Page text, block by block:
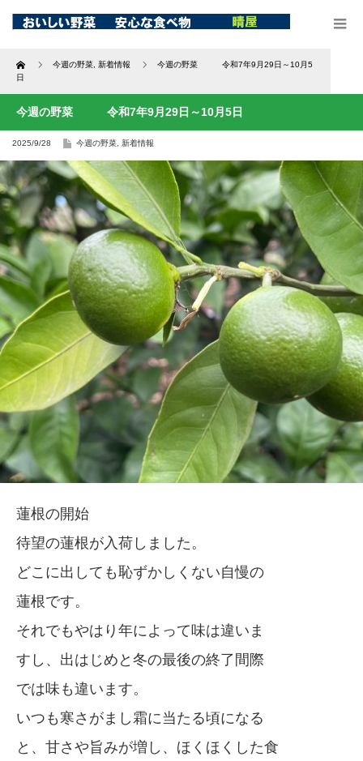
Home 今週の野菜 新着情報
今週の野菜 令和7年9月29日～10月5
日
今週の野菜 令和7年9月29日～10月5日
2025/9/28 今週の野菜 新着情報
蓮根の開始
待望の蓮根が入荷しました。
どこに出しても恥ずかしくない自慢の
蓮根です。
それでもやはり年によって味は違いま
すし、出はじめと冬の最後の終了間際
では味も違います。
いつも寒さがまし霜に当たる頃になる
と、甘さや旨みが増し、ほくほくした食